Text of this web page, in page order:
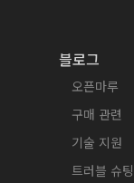
블로그
오픈마루
구매 관련
기술 지원
트러블 슈팅